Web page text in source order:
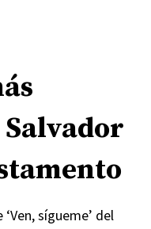
sígueme’ del